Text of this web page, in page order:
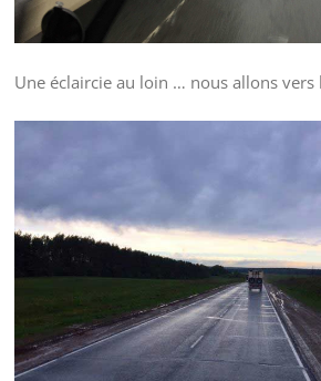
Une éclaircie au loin … nous allons vers